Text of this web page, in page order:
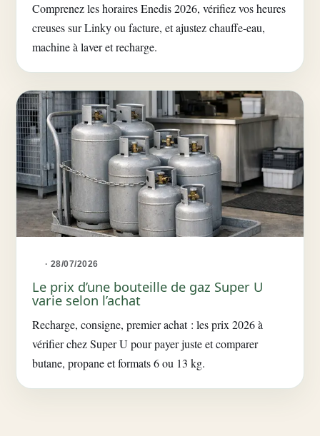
Comprenez les horaires Enedis 2026, vérifiez vos heures
creuses sur Linky ou facture, et ajustez chauffe-eau,
machine à laver et recharge.
· 28/07/2026
Le prix d’une bouteille de gaz Super U
varie selon l’achat
Recharge, consigne, premier achat : les prix 2026 à
vérifier chez Super U pour payer juste et comparer
butane, propane et formats 6 ou 13 kg.